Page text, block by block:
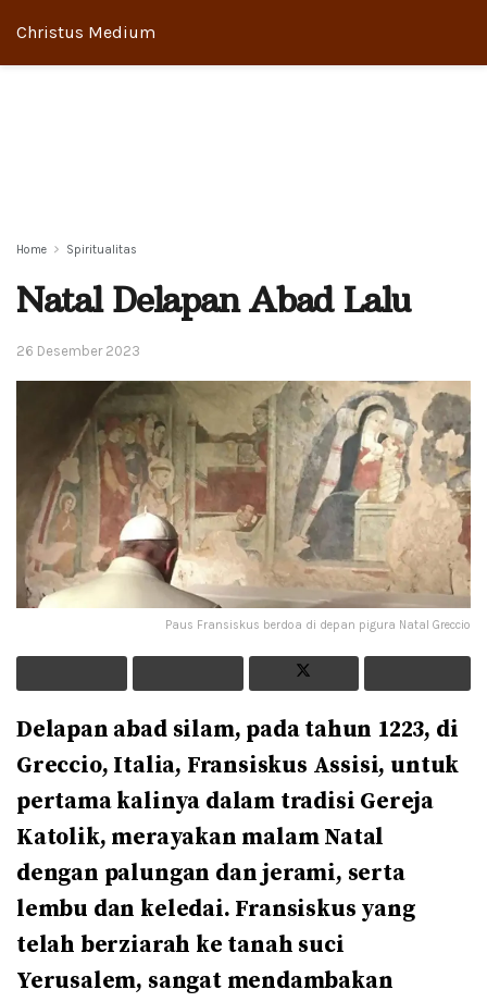
Christus Medium
Home Spiritualitas
Natal Delapan Abad Lalu
26 Desember 2023
Paus Fransiskus berdoa di depan pigura Natal Greccio
Delapan abad silam, pada tahun 1223, di
Greccio, Italia, Fransiskus Assisi, untuk
pertama kalinya dalam tradisi Gereja
Katolik, merayakan malam Natal
dengan palungan dan jerami, serta
lembu dan keledai. Fransiskus yang
telah berziarah ke tanah suci
Yerusalem, sangat mendambakan